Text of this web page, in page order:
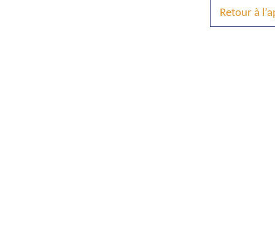
Retour à